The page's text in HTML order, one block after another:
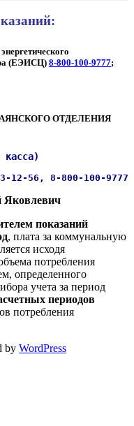
(ЕЭИСЦ) 8-800-100-9777;
ОТДЕЛЕНИЯ
касса)
56, 8-800-100-9777
показаний
, плата за коммунальную
исходя
потребления
определенного
учета за период
периодов
потребления
by WordPress